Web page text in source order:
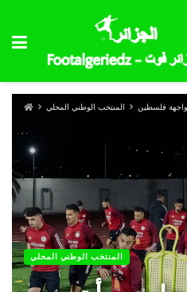
المنتخب الوطني المحلي فلسطين
المنتخب الوطني المحلي